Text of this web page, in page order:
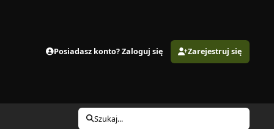
Posiadasz konto? Zaloguj się Zarejestruj się
Szukaj...